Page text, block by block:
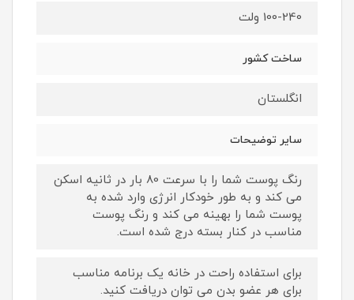
100-240 ولت
ساخت کشور
انگلستان
سایر توضیحات
رنگ پوست شما را با سرعت 80 بار در ثانیه اسکن
می کند و به طور خودکار انرژی وارد شده به
پوست شما را بهینه می کند و رنگ پوست
مناسب در کنار بسته درج شده است.
برای استفاده راحت در خانه یک برنامه مناسب
برای هر عضو بدن می توان دریافت کنید.